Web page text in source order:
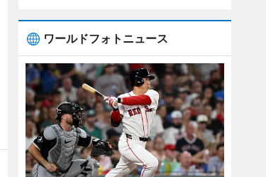
ワールドフォトニュース